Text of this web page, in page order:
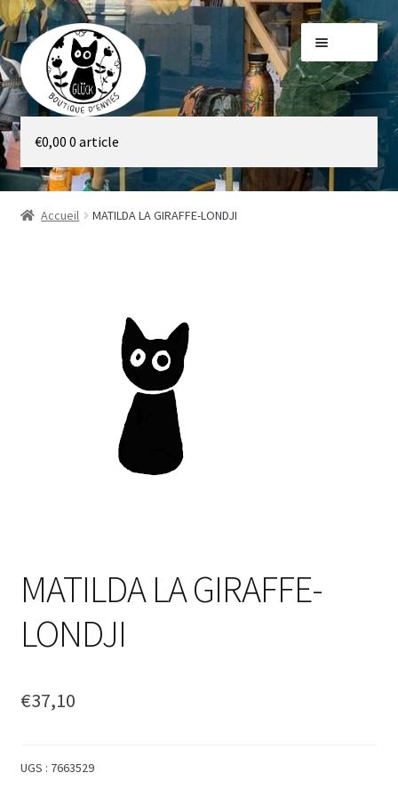
Aller
à
la
navigation
Aller
au
contenu
Galerie
Boutique
€0,00 0 article
Accueil MATILDA LA GIRAFFE-LONDJI
MATILDA LA GIRAFFE-
LONDJI
€37,10
UGS : 7663529